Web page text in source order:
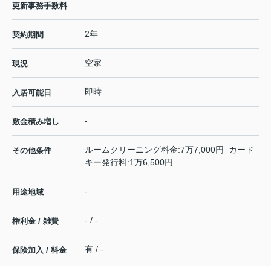
更新事務手数料
契約期間 2年
現況 空家
入居可能日 即時
敷金積み増し -
その他条件
ルームクリーニング料金:7万7,000円 カード
キー発行料:1万6,500円
用途地域 -
権利金 / 雑費 - / -
保険加入 / 料金 有 / -